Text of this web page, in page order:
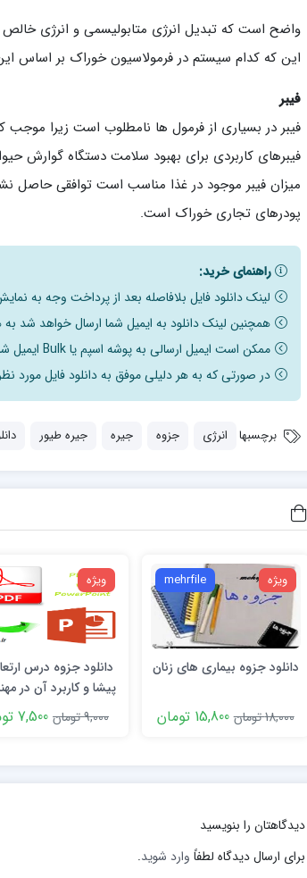
واضح است که تبدیل انرژی متابولیسمی و انرژی
این که کدام سیستم در فرمولاسیون خوراک بر اساس
فیبر
فیبر در بسیاری از فرمول ها نامطلوب است زیرا
فیبرهای کاربردی برای بهبود سلامت دستگاه گوارش
میزان فیبر موجود در غذا مناسب است توافقی حاصل
پودرهای تجاری خوراک است.
راهنمای خرید:
لینک دانلود فایل بلافاصله بعد از پرداخت وجه به
همچنین لینک دانلود به ایمیل شما ارسال خواهد شد
ممکن است ایمیل ارسالی به پوشه اسپم یا Bulk ایمیل شما ارسال شده باشد.
در صورتی که به هر دلیلی موفق به دانلود فایل مورد
برچسبها انرژی جزوه جیره جیره طیور
ویژه mehrfile
دانلود جزوه بیماری های زنان
18,000 تومان 15,800 تومان
ویژه
دانلود جزوه درس
پیشا و کاربرد آن در
زلزله (ویژگی های
9,000 تومان 7,500 تومان
دیدگاهتان را بنویسید
برای ارسال دیدگاه لطفاً وارد شوید.